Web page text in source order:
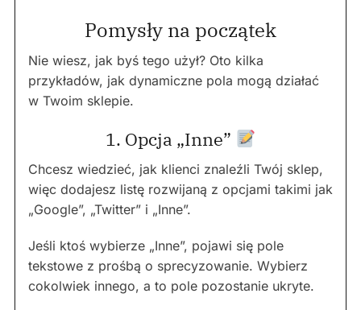
Pomysły na początek
Nie wiesz, jak byś tego użył? Oto kilka
przykładów, jak dynamiczne pola mogą działać
w Twoim sklepie.
1. Opcja „Inne”
Chcesz wiedzieć, jak klienci znaleźli Twój sklep,
więc dodajesz listę rozwijaną z opcjami takimi jak
„Google”, „Twitter” i „Inne”.
Jeśli ktoś wybierze „Inne”, pojawi się pole
tekstowe z prośbą o sprecyzowanie. Wybierz
cokolwiek innego, a to pole pozostanie ukryte.